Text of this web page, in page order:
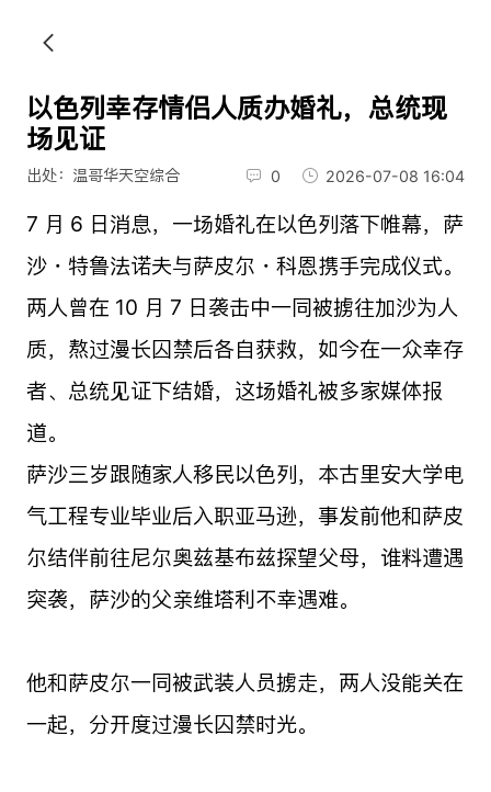
以色列幸存情侣人质办婚礼，总统现
场见证
出处：温哥华天空综合 0 2026-07-08 16:04
7 月 6 日消息，一场婚礼在以色列落下帷幕，萨
沙・特鲁法诺夫与萨皮尔・科恩携手完成仪式。
两人曾在 10 月 7 日袭击中一同被掳往加沙为人
质，熬过漫长囚禁后各自获救，如今在一众幸存
者、总统见证下结婚，这场婚礼被多家媒体报
道。
萨沙三岁跟随家人移民以色列，本古里安大学电
气工程专业毕业后入职亚马逊，事发前他和萨皮
尔结伴前往尼尔奥兹基布兹探望父母，谁料遭遇
突袭，萨沙的父亲维塔利不幸遇难。
他和萨皮尔一同被武装人员掳走，两人没能关在
一起，分开度过漫长囚禁时光。